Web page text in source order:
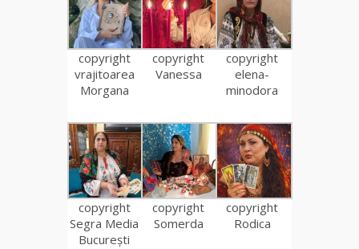
copyright
vrajitoarea
Morgana
copyright
Vanessa
copyright
elena-
minodora
copyright
Segra Media
București
copyright
Somerda
copyright
Rodica